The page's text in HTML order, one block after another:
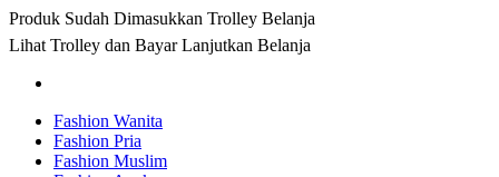
Produk Sudah Dimasukkan Trolley Belanja
Lihat Trolley dan Bayar Lanjutkan Belanja
Fashion Wanita
Fashion Pria
Fashion Muslim